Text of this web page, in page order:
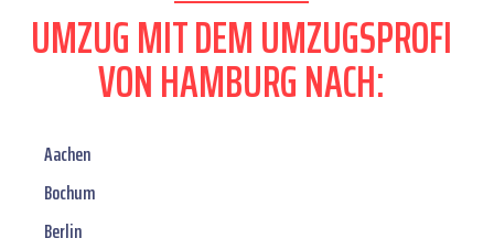
UMZUG MIT DEM UMZUGSPROFI
VON HAMBURG NACH:
Aachen
Bochum
Berlin